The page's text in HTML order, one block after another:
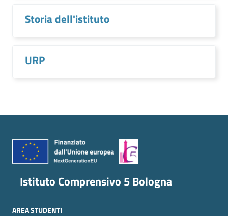
Storia dell'istituto
URP
Istituto Comprensivo 5 Bologna
AREA STUDENTI